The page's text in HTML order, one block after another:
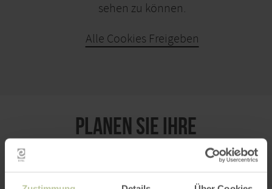
sehen zu können.
Alle Cookies Freigeben
PLANEN SIE IHRE